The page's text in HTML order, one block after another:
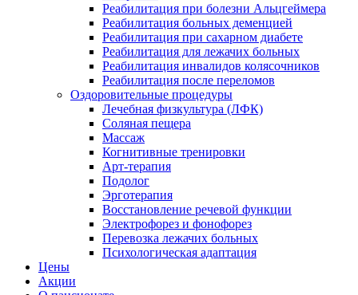
Реабилитация при болезни Альцгеймера
Реабилитация больных деменцией
Реабилитация при сахарном диабете
Реабилитация для лежачих больных
Реабилитация инвалидов колясочников
Реабилитация после переломов
Оздоровительные процедуры
Лечебная физкультура (ЛФК)
Соляная пещера
Массаж
Когнитивные тренировки
Арт-терапия
Подолог
Эрготерапия
Восстановление речевой функции
Электрофорез и фонофорез
Перевозка лежачих больных
Психологическая адаптация
Цены
Акции